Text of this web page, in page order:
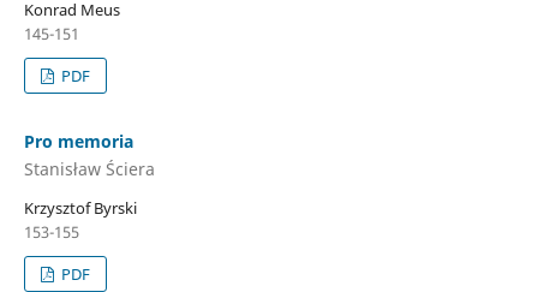
Konrad Meus
145-151
PDF
Pro memoria
Stanisław Ściera
Krzysztof Byrski
153-155
PDF